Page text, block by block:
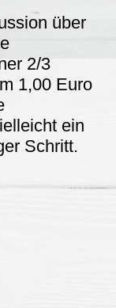
über
2/3
1,00 Euro
ein
Schritt.